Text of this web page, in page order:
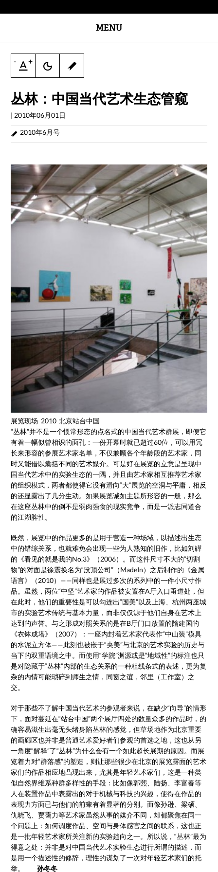
MENU
- +
丛林：中国当代艺术生态管窥
| 2010年06月01日
2010年6月号
展览现场 2010 北京站台中国
“丛林”并不是一个惯常形态的点名式的中国当代艺术群展，即便它
有着一幅似曾相识的面孔：一份开幕时就已超过60位，可以用冗
长来形容的参展艺术家名单，不仅兼顾各个年龄段的艺术家，同
时又能借以囊括不同的艺术媒介。可是好在展览的立意是呈现中
国当代艺术中的实验生态的一隅，并且由艺术家相互推荐艺术家
的组织模式，两者都使得它没有滑向“大”展览的空洞与平庸，相反
的还显露出了几分生动。如果展览诚如主题所形容的一般，那么
在这座丛林中的倒不是弱肉强食的现实竞争，而是一派志同道合
的江湖脾性。
既然，展览中的作品更多的是用于营造一种场域，以描述出生态
中的错综关系，也就难免会出现一些为人熟知的旧作，比如刘韡
的《看见的就是我的No.3》（2006）。而这件尺寸不大的“切割
物”的对面是徐震换名为“没顶公司”（MadeIn）之后制作的《金属
语言》（2010）——同样也是展过多次的系列中的一件小尺寸作
品。虽然，两位“中坚”艺术家的作品被安置在A厅入口甬道处，但
在此时，他们的重要性是可以勾连出“国美”以及上海、杭州两座城
市的实验艺术传统与基本力量，而非仅仅源于他们自身在艺术上
达到的声誉。与之形成对照关系的是在B厅门口放置的隋建国的
《衣钵成塔》（2007）：一座内封着艺术家代表作“中山装”模具
的水泥立方体——此刻也被嵌于“央美”与北京的艺术实验的历史与
当下的双重语境之中。而使用“学院”渊源或是“地域性”的标注也只
是对隐藏于“丛林”内部的生态关系的一种粗线条式的表述，更为复
杂的内情可能琐碎到师生之情，同窗之谊，邻里（工作室）之
交。
对于那些不了解中国当代艺术的参观者来说，在缺少“向导”的情形
下，面对蔓延在“站台中国”两个展厅四处的数量众多的作品时，的
确容易滋生出毫无头绪身陷丛林的感觉，但草场地作为北京重要
的画廊区也并非是普通艺术爱好者们参观的首选之地，这也从另
一角度“解释”了“丛林”为什么会有一个如此超长展期的原因。而展
览着力对“群落感”的塑造，则让那些很少在北京的展览露面的艺术
家们的作品相应地凸现出来，尤其是年轻艺术家们，这是一种类
似自然界维系种群多样性的手段：比如像郭熙、陆扬、李富春等
人在装置作品中表露出的对于机械与科技的兴趣，使得在作品的
表现力方面已与他们的前辈有着显著的分别。而像孙逊、梁硕、
仇晓飞、贾霭力等艺术家虽然从事的媒介不同，却都聚焦在同一
个问题上：如何调度作品、空间与身体感官之间的联系，这也正
是一批年轻艺术家所关注新的实验趋向之一。所以说，“丛林”最为
得意之处：并非是对中国当代艺术实验生态进行所谓的描述，而
是用一个描述性的修辞，理性的谋划了一次对年轻艺术家们的托
举。 孙冬冬